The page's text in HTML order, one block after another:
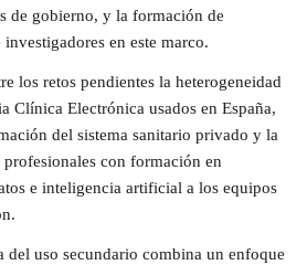
de gobierno, y la formación de
en este marco.
los retos pendientes la heterogeneidad
Clínica Electrónica usados en España,
del sistema sanitario privado y la
con formación en
e inteligencia artificial a los equipos
del uso secundario combina un enfoque